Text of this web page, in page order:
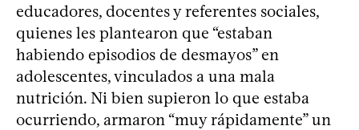
educadores, docentes y referentes sociales,
quienes les plantearon que “estaban
habiendo episodios de desmayos” en
adolescentes, vinculados a una mala
nutrición. Ni bien supieron lo que estaba
ocurriendo, armaron “muy rápidamente” un